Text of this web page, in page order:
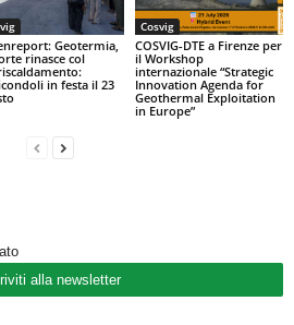
Geotermia,
rinasce col
in festa il 23
Cosvig
COSVIG-DTE a Firenze per
il Workshop
internazionale “Strategic
Innovation Agenda for
Geothermal Exploitation
in Europe”
alla newsletter